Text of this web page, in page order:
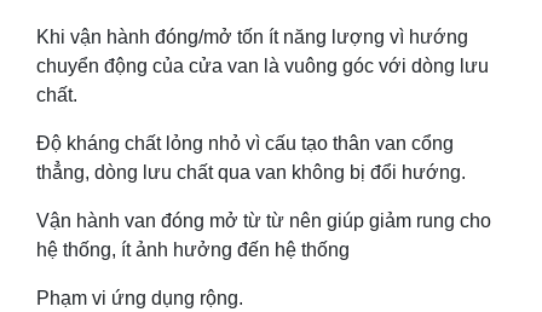
Khi vận hành đóng/mở tốn ít năng lượng vì hướng
chuyển động của cửa van là vuông góc với dòng lưu
chất.
Độ kháng chất lỏng nhỏ vì cấu tạo thân van cổng
thẳng, dòng lưu chất qua van không bị đổi hướng.
Vận hành van đóng mở từ từ nên giúp giảm rung cho
hệ thống, ít ảnh hưởng đến hệ thống
Phạm vi ứng dụng rộng.